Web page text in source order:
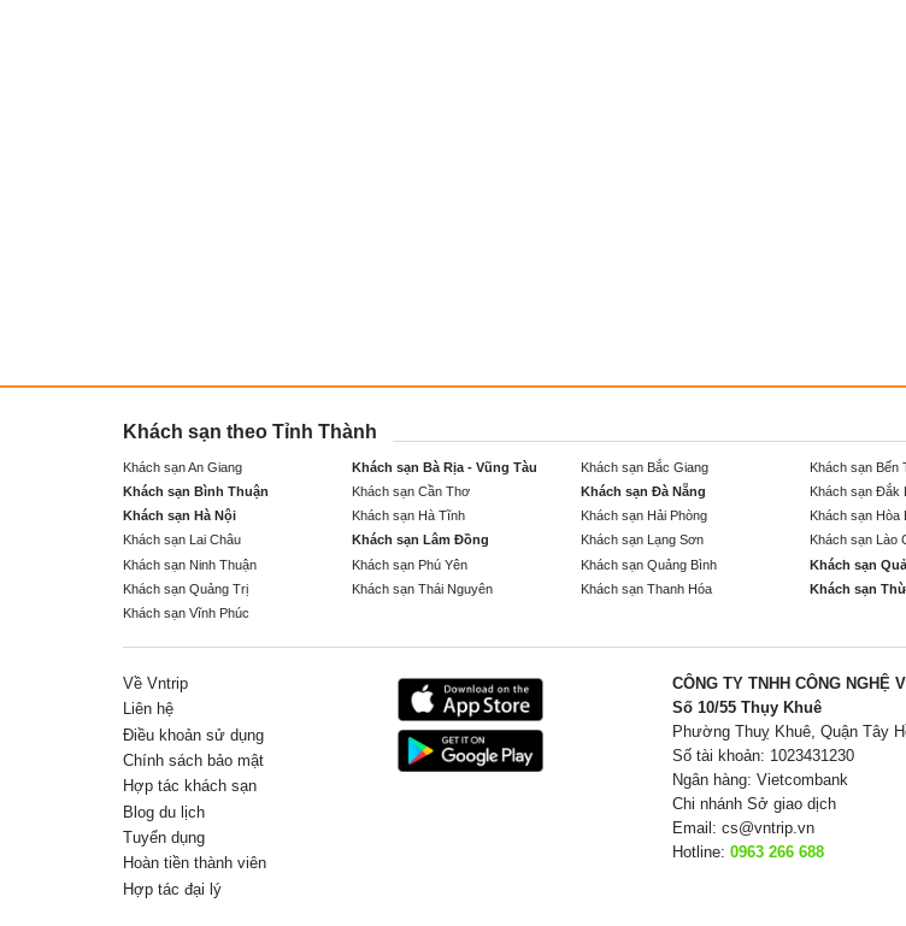
Khách sạn theo Tỉnh Thành
Khách sạn An Giang Khách sạn Bà Rịa - Vũng Tàu Khách sạn Bắc Giang Khách sạn Bến
Khách sạn Bình Thuận
Khách sạn Cần Thơ Khách sạn Đà Nẵng Khách sạn Đắk
Khách sạn Hà Nội
Khách sạn Hà Tĩnh Khách sạn Hải Phòng Khách sạn Hòa
Khách sạn Lai Châu
Khách sạn Lâm Đồng Khách sạn Lạng Sơn Khách sạn Lào
Khách sạn Ninh Thuận
Khách sạn Phú Yên Khách sạn Quảng Bình Khách sạn
Khách sạn Quảng Trị
Khách sạn Thái Nguyên Khách sạn Thanh Hóa Khách sạn
Khách sạn Vĩnh Phúc
Về Vntrip
Liên hệ
Điều khoản sử dụng
Chính sách bảo mật
Hợp tác khách sạn
Blog du lịch
Tuyển dụng
Hoàn tiền thành viên
Hợp tác đại lý
CÔNG TY TNHH CÔNG NGHỆ
Số 10/55 Thụy Khuê
Phường Thuỵ Khuê, Quận Tây
Số tài khoản: 1023431230
Ngân hàng: Vietcombank
Chi nhánh Sở giao dịch
Email: cs@vntrip.vn
Hotline: 0963 266 688